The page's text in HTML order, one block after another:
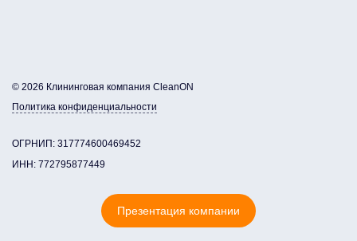
© 2026 Клининговая компания CleanON
Политика конфиденциальности
ОГРНИП: 317774600469452
ИНН: 772795877449
Презентация компании